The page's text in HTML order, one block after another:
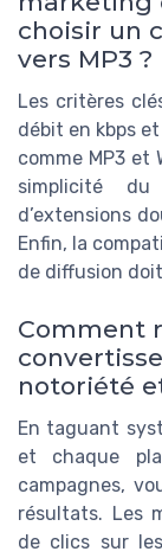
choisir un
vers MP3 ?
Les critères
débit en kbps
comme MP3 et
simplicité du
d’extensions
Enfin, la
de diffusion
Comment
notoriété
En taguant
et chaque
campagnes,
résultats. Les
de clics sur